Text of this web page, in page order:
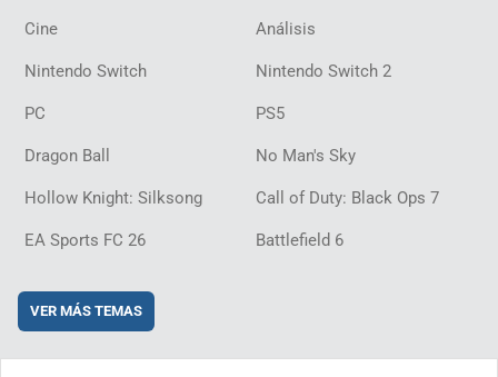
Cine Análisis
Nintendo Switch Nintendo Switch 2
PC PS5
Dragon Ball No Man's Sky
Hollow Knight: Silksong Call of Duty: Black Ops 7
EA Sports FC 26 Battlefield 6
VER MÁS TEMAS